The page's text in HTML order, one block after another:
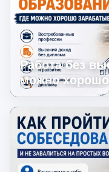
Работа без
можно хорошо